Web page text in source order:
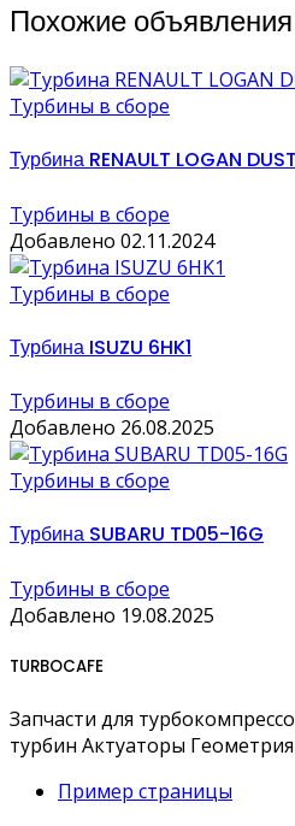
Похожие объявления
Турбины в сборе
Турбина RENAULT LOGAN
Турбины в сборе
Добавлено 02.11.2024
Турбины в сборе
Турбина ISUZU 6HK1
Турбины в сборе
Добавлено 26.08.2025
Турбины в сборе
Турбина SUBARU TD05-16G
Турбины в сборе
Добавлено 19.08.2025
TURBOCAFE
Запчасти для
турбин Актуаторы Геометрия
Пример страницы